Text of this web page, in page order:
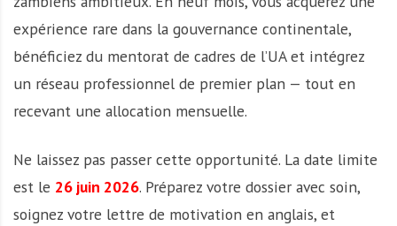
expérience rare dans la gouvernance continentale,
bénéficiez du mentorat de cadres de l’UA et intégrez
un réseau professionnel de premier plan — tout en
recevant une allocation mensuelle.
Ne laissez pas passer cette opportunité. La date limite
est le 26 juin 2026. Préparez votre dossier avec soin,
soignez votre lettre de motivation en anglais, et